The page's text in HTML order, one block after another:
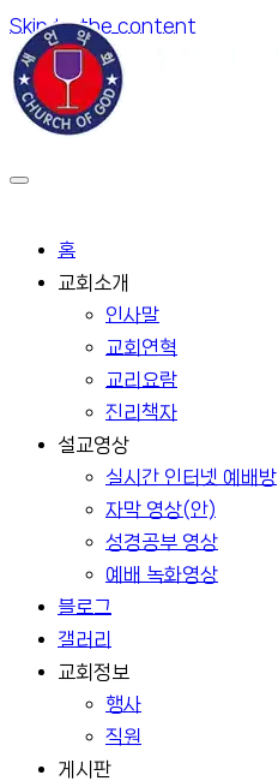
Skip to the content
홈
교회소개
인사말
교회연혁
교리요람
진리책자
설교영상
실시간 인터넷 예배방
자막 영상(안)
성경공부 영상
예배 녹화영상
블로그
갤러리
교회정보
행사
직원
게시판